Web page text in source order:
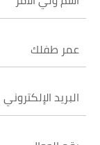
عمر طفلك